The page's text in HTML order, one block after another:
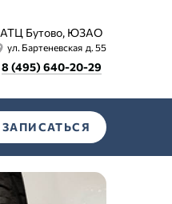
АТЦ Бутово, ЮЗАО
ул. Бартеневская д. 55
8 (495) 640-20-29
ЗАПИСАТЬСЯ